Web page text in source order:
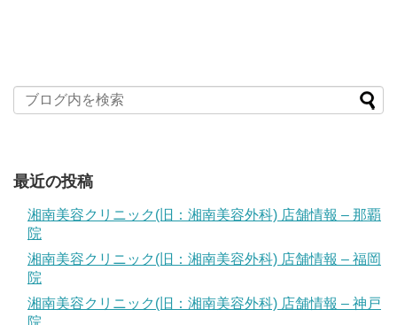
最近の投稿
湘南美容クリニック(旧：湘南美容外科) 店舗情報 – 那覇
院
湘南美容クリニック(旧：湘南美容外科) 店舗情報 – 福岡
院
湘南美容クリニック(旧：湘南美容外科) 店舗情報 – 神戸
院